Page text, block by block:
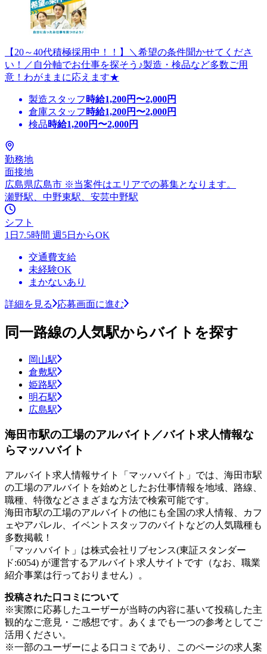
【20～40代積極採用中！！】＼希望の条件聞かせてくださ
い！／自分軸でお仕事を探そう♪製造・検品など多数ご用
意！わがままに応えます★
製造スタッフ 時給1,200円〜2,000円
倉庫スタッフ 時給1,200円〜2,000円
検品時給1,200円〜2,000円
勤務地
面接地
広島県広島市 ※当案件はエリアでの募集となります。
瀬野駅、中野東駅、安芸中野駅
シフト
1日7.5時間 週5日からOK
交通費支給
未経験OK
まかないあり
詳細を見る 応募画面に進む
同一路線の人気駅からバイトを探す
岡山駅
倉敷駅
姫路駅
明石駅
広島駅
海田市駅の工場のアルバイト／バイト求人情報な
らマッハバイト
アルバイト求人情報サイト「マッハバイト」では、海田市駅
の工場のアルバイトを始めとしたお仕事情報を地域、路線、
職種、特徴などさまざまな方法で検索可能です。
海田市駅の工場のアルバイトの他にも全国の求人情報、カフ
ェやアパレル、イベントスタッフのバイトなどの人気職種も
多数掲載！
「マッハバイト」は株式会社リブセンス(東証スタンダー
ド:6054) が運営するアルバイト求人サイトです（なお、職業
紹介事業は行っておりません）。
投稿された口コミについて
※実際に応募したユーザーが当時の内容に基いて投稿した主
観的なご意見・ご感想です。あくまでも一つの参考としてご
活用ください。
※一部のユーザーによる口コミであり、このページの求人案